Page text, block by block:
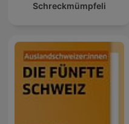
Schreckmümpfeli